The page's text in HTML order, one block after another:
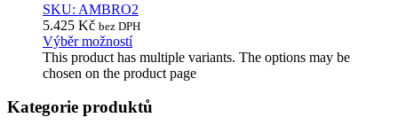
SKU: AMBRO2
5.425 Kč bez DPH
Výběr možností
This product has multiple variants. The options may be
chosen on the product page
Kategorie produktů